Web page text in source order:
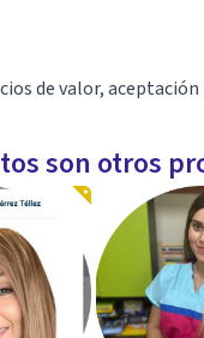
de valor,
son otros